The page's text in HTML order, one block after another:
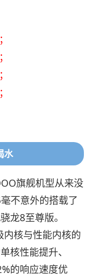
水
旗舰机型从来没
不意外的搭载了
龙8至尊版。
核与性能内核的
核性能提升、
的响应速度优